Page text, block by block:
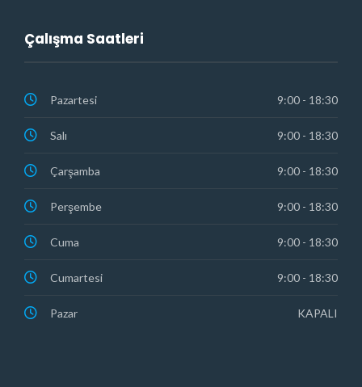
Çalışma Saatleri
Pazartesi 9:00 - 18:30
Salı 9:00 - 18:30
Çarşamba 9:00 - 18:30
Perşembe 9:00 - 18:30
Cuma 9:00 - 18:30
Cumartesi 9:00 - 18:30
Pazar KAPALI